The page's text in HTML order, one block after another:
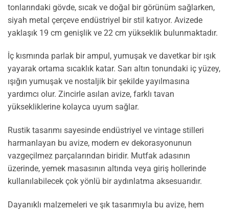
tonlarındaki gövde, sıcak ve doğal bir görünüm sağlarken,
siyah metal çerçeve endüstriyel bir stil katıyor. Avizede
yaklaşık 19 cm genişlik ve 22 cm yükseklik bulunmaktadır.
İç kısmında parlak bir ampul, yumuşak ve davetkar bir ışık
yayarak ortama sıcaklık katar. Sarı altın tonundaki iç yüzey,
ışığın yumuşak ve nostaljik bir şekilde yayılmasına
yardımcı olur. Zincirle asılan avize, farklı tavan
yüksekliklerine kolayca uyum sağlar.
Rustik tasarımı sayesinde endüstriyel ve vintage stilleri
harmanlayan bu avize, modern ev dekorasyonunun
vazgeçilmez parçalarından biridir. Mutfak adasının
üzerinde, yemek masasının altında veya giriş hollerinde
kullanılabilecek çok yönlü bir aydınlatma aksesuarıdır.
Dayanıklı malzemeleri ve şık tasarımıyla bu avize, hem